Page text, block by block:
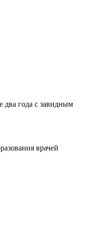
два года с завидным
врачей